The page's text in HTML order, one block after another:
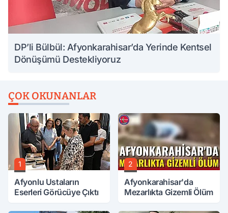
DP’li Bülbül: Afyonkarahisar’da Yerinde Kentsel
Dönüşümü Destekliyoruz
ÇOK OKUNANLAR
1
Afyonlu Ustaların
Eserleri Görücüye Çıktı
2
Afyonkarahisar'da
Mezarlıkta Gizemli Ölüm